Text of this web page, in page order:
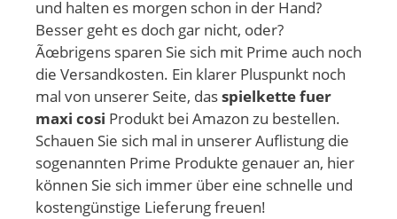
und halten es morgen schon in der Hand?
Besser geht es doch gar nicht, oder?
Ãœbrigens sparen Sie sich mit Prime auch noch
die Versandkosten. Ein klarer Pluspunkt noch
mal von unserer Seite, dasspielkette fuer
maxi cosi Produkt bei Amazon zu bestellen.
Schauen Sie sich mal in unserer Auflistung die
sogenannten Prime Produkte genauer an, hier
können Sie sich immer über eine schnelle und
kostengünstige Lieferung freuen!